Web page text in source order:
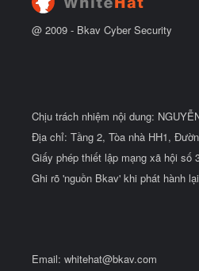
@ 2009 - Bkav Cyber Security
Chịu trách nhiệm nội dung:
Địa chỉ: Tầng 2, Tòa nhà HH1,
Giấy phép thiết lập mạng xã hội số
Ghi rõ 'nguồn Bkav' khi phát hành
Email: whitehat@bkav.com